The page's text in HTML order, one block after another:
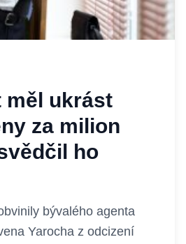
měl ukrást
za milion
ho
bývalého agenta
Yarocha z odcizení